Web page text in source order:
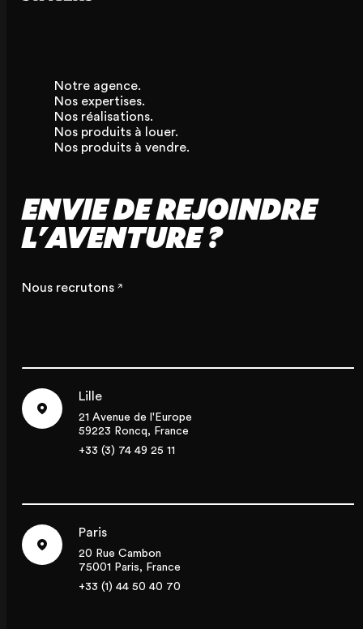
Notre agence.
Nos expertises.
Nos réalisations.
Nos produits à louer.
Nos produits à vendre.
ENVIE DE REJOINDRE
L'AVENTURE ?
Nous recrutons
Lille
21 Avenue de l'Europe
59223 Roncq, France
+33 (3) 74 49 25 11
Paris
20 Rue Cambon
75001 Paris, France
+33 (1) 44 50 40 70